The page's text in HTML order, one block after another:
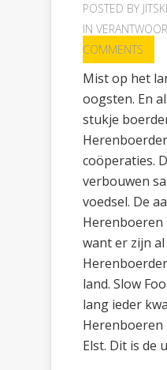
POSTED BY
IN
COMMENTS
Mist op het
oogsten. En
stukje
coöperaties.
verbouwen
voedsel. De
Herenboeren
want er zijn al
land. Slow
lang ieder
Herenboeren
Elst. Dit is de